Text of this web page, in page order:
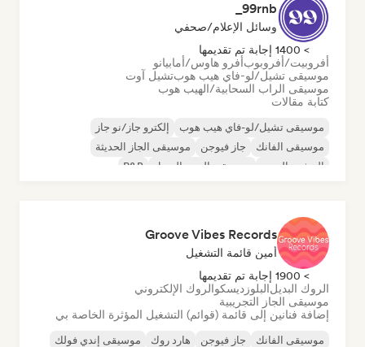
99rnb_
وسائل الإعلام/صحفي
> 1400 إجابة تم تقديمها
أفروبيت/أفروبوبأفرو هاوس/أمابيانو
موسيقى تشيل/لو-فاي هيب هوبتشيل آوت
موسيقى الراب السحابية/الهيب هوب
كتابة مقالات
موسيقى تشيل/لو-فاي هيب هوب
إلكترو جاز/نو جاز
موسيقى الفانك
جاز فيوجن
موسيقى الجاز الحديثة
المشهد الجديد
موسيقى البوب السول R&B
Groove Vibes Records
أمين قائمة التشغيل
> 1900 إجابة تم تقديمها
الروك البديلالبلوز ديسكوالروك الإلكتروني
موسيقى الجاز التجريبية
إضافة فنانين إلى قائمة (قوائم) التشغيل المؤثرة الخاصة بي
موسيقى الفانك جاز فيوجن هارد روك
موسيقى إندي فولك